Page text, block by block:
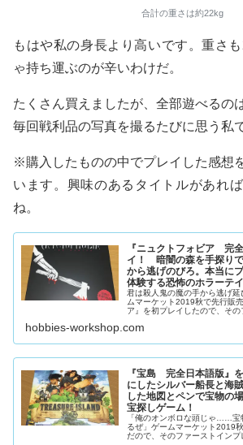
合計の重さは約22kg
もはや私の身長より高いです。重さ
ゃ持ち運ぶのが辛いわけだ。
たくさん買えましたが、全部遊べるの
毎回戦利品の写真を撮るたびに思う私
※購入したものの中でプレイした感想
います。興味のあるタイトルがあれ
ね。
『ニュクトフォビア 完
イ！ 暗闇の森を手探り
から逃げのびろ。本当に
体験する恐怖のホラーテ
君は殺人鬼の魔の手から逃げ
ムマーケット2019秋で先行販
ア』を初プレイしたので、その
と、北が樹木で……」「な、な...
hobbies-workshop.com
『宝島 完全日本語版』
にしたシルバー船長と海
した地図とペンで宝物の
宝探しゲーム！
「俺のオンボロな頭じゃ……宝
るぜ」ゲームマーケット2019
だので、そのファーストイン